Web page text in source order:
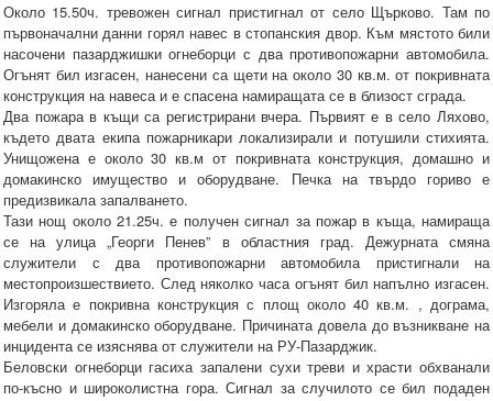
Около 15.50ч. тревожен сигнал пристигнал от село Щърково. Там по
първоначални данни горял навес в стопанския двор. Към мястото били
насочени пазарджишки огнеборци с два противопожарни автомобила.
Огънят бил изгасен, нанесени са щети на около 30 кв.м. от покривната
конструкция на навеса и е спасена намиращата се в близост сграда.
Два пожара в къщи са регистрирани вчера. Първият е в село Ляхово,
където двата екипа пожарникари локализирали и потушили стихията.
Унищожена е около 30 кв.м от покривната конструкция, домашно и
домакинско имущество и оборудване. Печка на твърдо гориво е
предизвикала запалването.
Тази нощ около 21.25ч. е получен сигнал за пожар в къща, намираща
се на улица „Георги Пенев” в областния град. Дежурната смяна
служители с два противопожарни автомобила пристигнали на
местопроизшествието. След няколко часа огънят бил напълно изгасен.
Изгоряла е покривна конструкция с площ около 40 кв.м. , дограма,
мебели и домакинско оборудване. Причината довела до възникване на
инцидента се изяснява от служители на РУ-Пазарджик.
Беловски огнеборци гасиха запалени сухи треви и храсти обхванали
по-късно и широколистна гора. Сигнал за случилото се бил подаден